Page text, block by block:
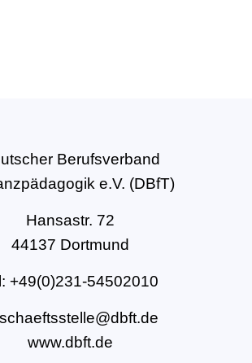
Berufsverband
e.V. (DBfT)
Hansastr. 72
44137 Dortmund
+49(0)231-54502010
www.dbft.de